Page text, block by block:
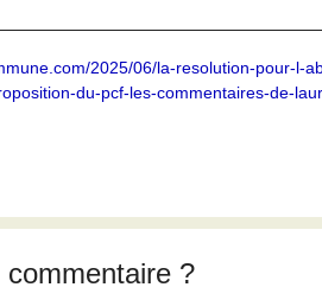
2025/06/la-resolution-pour-l-
du-pcf-les-commentaires-de-
?